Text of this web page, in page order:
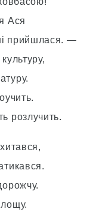
Ася
прийшлася. —
розлучить.